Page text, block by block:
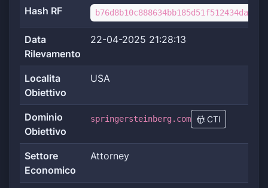
Hash RF
Data
Rilevamento
22-04-2025 21:28:13
Localita
Obiettivo
USA
Dominio
Obiettivo
springersteinberg.com CTI
Settore
Economico
Attorney